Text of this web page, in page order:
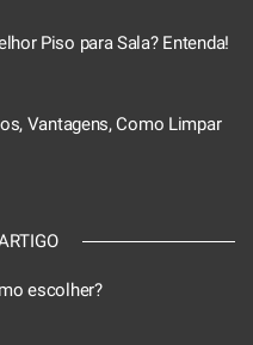
Piso para Sala? Entenda!
Vantagens, Como Limpar
escolher?